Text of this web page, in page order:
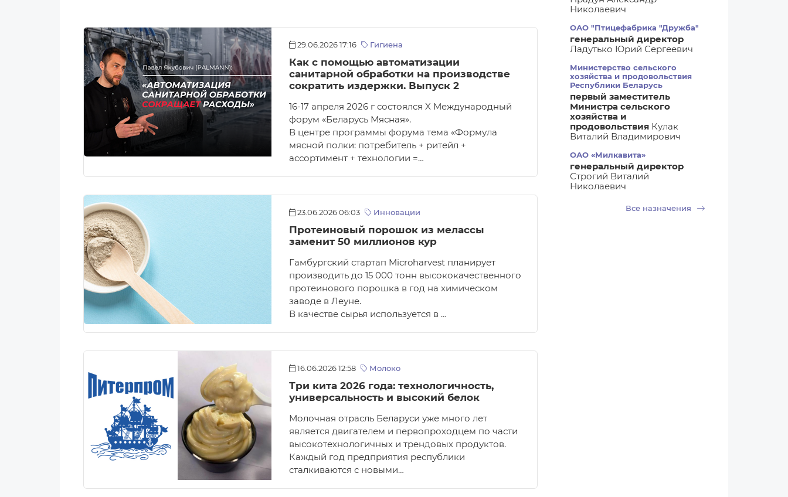
29.06.2026 17:16 Гигиена
Как с помощью автоматизации
санитарной обработки на производстве
сократить издержки. Выпуск 2
16-17 апреля 2026 г состоялся X Международный
форум «Беларусь Мясная».
В центре программы форума тема «Формула
мясной полки: потребитель + ритейл +
ассортимент + технологии =…
23.06.2026 06:03 Инновации
Протеиновый порошок из мелассы
заменит 50 миллионов кур
Гамбургский стартап Microharvest планирует
производить до 15 000 тонн высококачественного
протеинового порошка в год на химическом
заводе в Леуне.
В качестве сырья используется в …
16.06.2026 12:58 Молоко
Три кита 2026 года: технологичность,
универсальность и высокий белок
Молочная отрасль Беларуси уже много лет
является двигателем и первопроходцем по части
высокотехнологичных и трендовых продуктов.
Каждый год предприятия республики
сталкиваются с новыми…
Николаевич
ОАО "Птицефабрика "Дружба"
генеральный директор
Ладутько Юрий Сергеевич
Министерство сельского
хозяйства и продовольствия
Республики Беларусь
первый заместитель
Министра сельского
хозяйства и
продовольствия Кулак
Виталий Владимирович
ОАО «Милкавита»
генеральный директор
Строгий Виталий
Николаевич
Все назначения